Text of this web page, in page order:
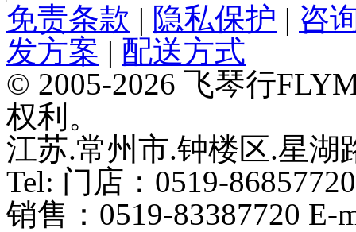
免责条款 | 隐私保护 | 咨
发方案 | 配送方式
© 2005-2026 飞琴行
权利。
江苏.常州市.钟楼区.星湖
Tel: 门店：0519-86857720
销售：0519-83387720 E-